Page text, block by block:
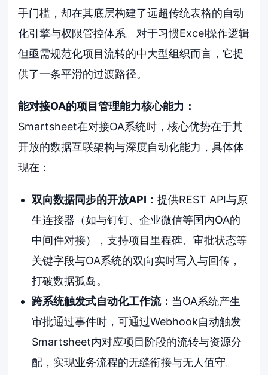
手门槛，却在其底层构建了远超传统表格的自动
化引擎与权限管控体系。对于习惯Excel操作逻辑
但亟需规范化项目流转的中大型组织而言，它提
供了一条平滑的过渡路径。
能对接OA的项目管理能力核心能力：
Smartsheet在对接OA系统时，核心优势在于其
开放的数据互联架构与深度自动化能力，具体体
现在：
双向数据同步的开放API： 提供REST API与原
生连接器（如与钉钉、企业微信等国内OA的
中间件对接），支持项目里程碑、审批状态等
关键字段与OA系统的双向实时写入与回传，
打破数据孤岛。
跨系统触发式自动化工作流： 当OA系统产生
审批通过事件时，可通过Webhook自动触发
Smartsheet内对应项目阶段的流转与资源分
配，实现业务流程的无缝衔接与无人值守。